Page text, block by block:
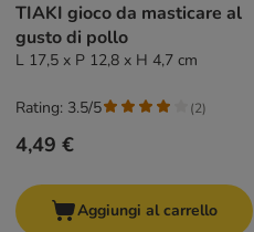
TIAKI gioco da masticare al
gusto di pollo
L 17,5 x P 12,8 x H 4,7 cm
4,49 €
Rating: 3.5/5 (2)
Aggiungi al carrello